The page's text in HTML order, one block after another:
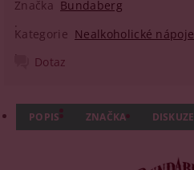
Značka Bundaberg
Kategorie Nealkoholické nápoje
Dotaz
POPIS ZNAČKA DISKUZE